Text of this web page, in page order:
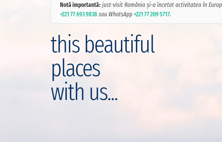
Notă importantă: just-visit România și-a încetat activitatea în
+221 77 693 9838 sau WhatsApp +221 77 209 5717.
this beautiful
places
with us...